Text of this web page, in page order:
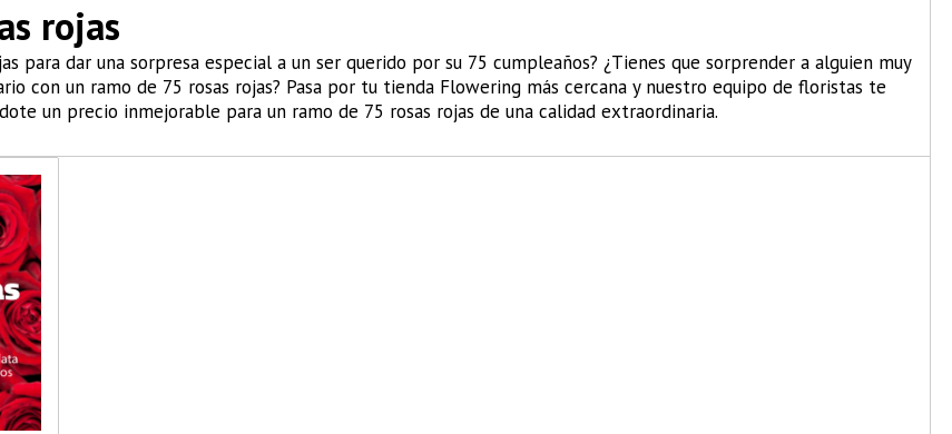
rojas
para dar una sorpresa especial a un ser querido por su 75 cumpleaños? ¿Tienes que sorprender a alguien muy
con un ramo de 75 rosas rojas? Pasa por tu tienda Flowering más cercana y nuestro equipo de floristas te
un precio inmejorable para un ramo de 75 rosas rojas de una calidad extraordinaria.